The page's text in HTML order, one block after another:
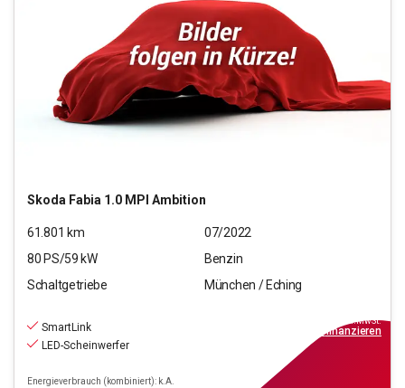
Skoda Fabia 1.0 MPI Ambition
61.801 km
07/2022
80 PS/59 kW
Benzin
Schaltgetriebe
München / Eching
SmartLink
LED-Scheinwerfer
Energieverbrauch (kombiniert): k.A.
inkl.MwSt.
finanzieren